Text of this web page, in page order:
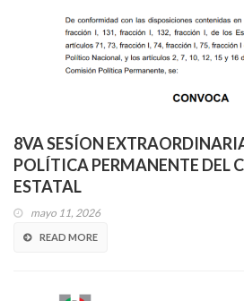
8VA SESÍON
POLÍTICA PERMANENTE DEL
ESTATAL
mayo 11, 2026
READ MORE